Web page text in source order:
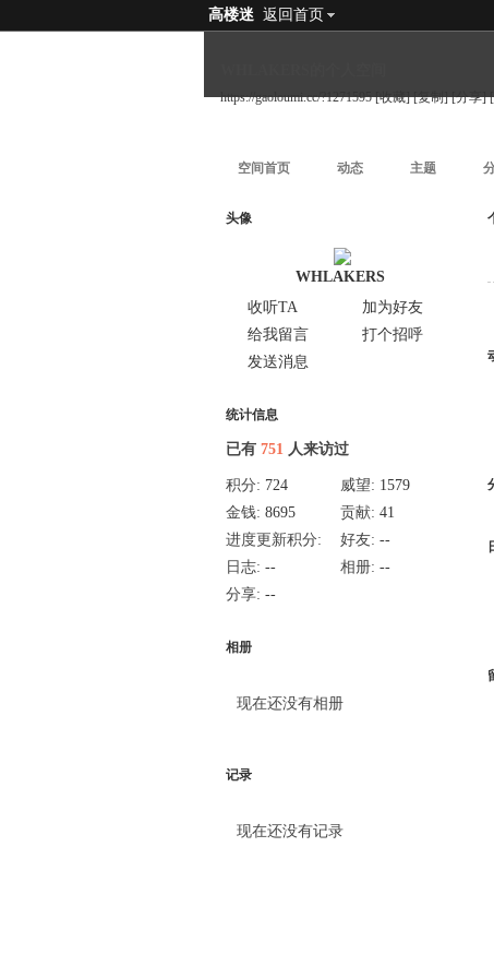
高楼迷 返回首页
https://gaoloumi.cc/?1271595 [收藏] [复制] [分享]
空间首页 动态 主题
头像
WHLAKERS
收听TA
加为好友
给我留言
打个招呼
发送消息
统计信息
已有 751 人来访过
积分: 724 威望: 1579
金钱: 8695 贡献: 41
进度更新积分:
15
好友: --
日志: -- 相册: --
分享: --
相册
现在还没有相册
记录
现在还没有记录